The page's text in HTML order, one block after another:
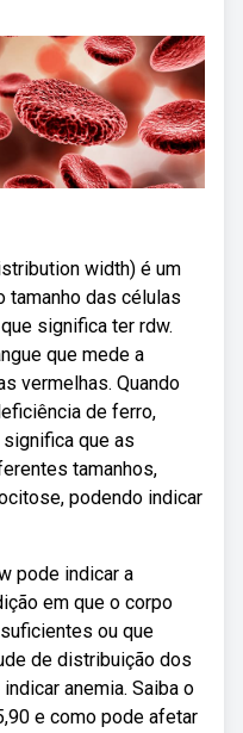
width) é um
tamanho das células
significa ter rdw.
que mede a
vermelhas. Quando
de ferro,
que as
tamanhos,
podendo indicar
pode indicar a
em que o corpo
ou que
de distribuição dos
anemia. Saiba o
e como pode afetar